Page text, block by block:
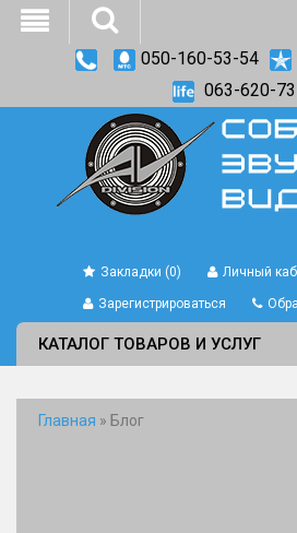
050-160-53-54
063-620-
Закладки (0) Личный
Зарегистрироваться
КАТАЛОГ ТОВАРОВ И УСЛУГ
Главная » Блог